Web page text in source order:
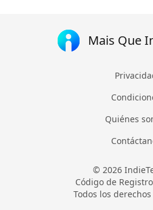
Mais Que
Quiénes
© 2026
Código de
Todos los